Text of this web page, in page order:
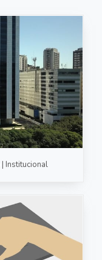
| Institucional